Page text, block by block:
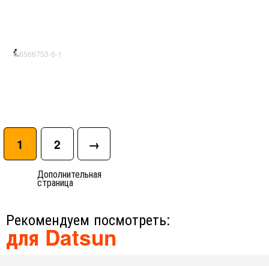
d:6566753-6-1
1 2 →
Дополнительная
страница
Рекомендуем посмотреть:
для Datsun